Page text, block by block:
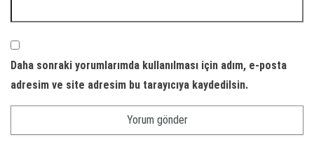
Daha sonraki yorumlarımda kullanılması için adım, e-posta
adresim ve site adresim bu tarayıcıya kaydedilsin.